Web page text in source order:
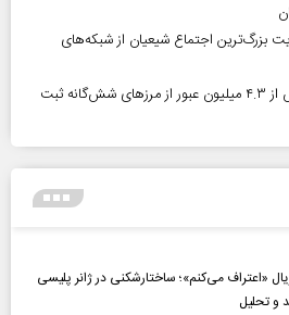
روایت بزرگ‌ترین اجتماع شیعیان از شبکه‌های
رکورد تردد زائران اربعین؛ بیش از ۴.۳ میلیون عبور از مرزهای شش‌گانه ثبت
«اعتراف می‌کنم»؛ ساختارشکنی در ژانر پلیسی
و تحلیل